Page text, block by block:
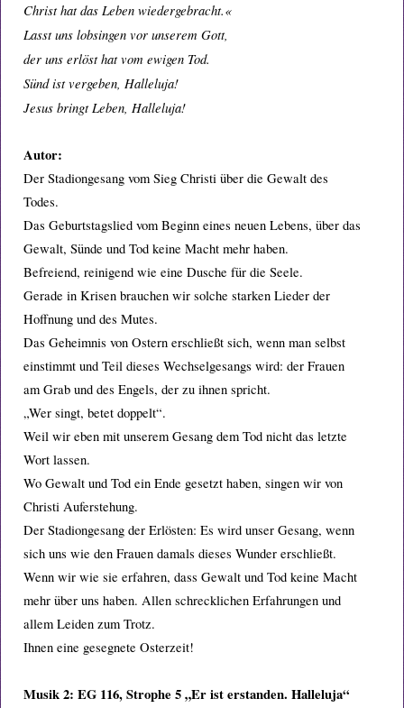
Christ hat das Leben wiedergebracht.«
Lasst uns lobsingen vor unserem Gott,
der uns erlöst hat vom ewigen Tod.
Sünd ist vergeben, Halleluja!
Jesus bringt Leben, Halleluja!
Autor:
Der Stadiongesang vom Sieg Christi über die Gewalt des
Todes.
Das Geburtstagslied vom Beginn eines neuen Lebens, über das
Gewalt, Sünde und Tod keine Macht mehr haben.
Befreiend, reinigend wie eine Dusche für die Seele.
Gerade in Krisen brauchen wir solche starken Lieder der
Hoffnung und des Mutes.
Das Geheimnis von Ostern erschließt sich, wenn man selbst
einstimmt und Teil dieses Wechselgesangs wird: der Frauen
am Grab und des Engels, der zu ihnen spricht.
„Wer singt, betet doppelt“.
Weil wir eben mit unserem Gesang dem Tod nicht das letzte
Wort lassen.
Wo Gewalt und Tod ein Ende gesetzt haben, singen wir von
Christi Auferstehung.
Der Stadiongesang der Erlösten: Es wird unser Gesang, wenn
sich uns wie den Frauen damals dieses Wunder erschließt.
Wenn wir wie sie erfahren, dass Gewalt und Tod keine Macht
mehr über uns haben. Allen schrecklichen Erfahrungen und
allem Leiden zum Trotz.
Ihnen eine gesegnete Osterzeit!
Musik 2: EG 116, Strophe 5 „Er ist erstanden. Halleluja“